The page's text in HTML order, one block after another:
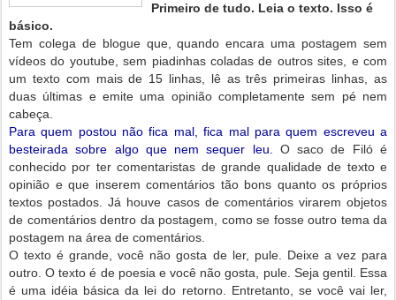
Primeiro de tudo. Leia o texto. Isso é
básico.
Tem colega de blogue que, quando encara uma postagem sem
vídeos do youtube, sem piadinhas coladas de outros sites, e com
um texto com mais de 15 linhas, lê as três primeiras linhas, as
duas últimas e emite uma opinião completamente sem pé nem
cabeça.
Para quem postou não fica mal, fica mal para quem escreveu a
besteirada sobre algo que nem sequer leu.
O saco de Filó é
conhecido por ter comentaristas de grande qualidade de texto e
opinião e que inserem comentários tão bons quanto os próprios
textos postados. Já houve casos de comentários virarem objetos
de comentários dentro da postagem, como se fosse outro tema da
postagem na área de comentários.
O texto é grande, você não gosta de ler, pule. Deixe a vez para
outro. O texto é de poesia e você não gosta, pule. Seja gentil. Essa
é uma idéia básica da lei do retorno. Entretanto, se você vai ler,